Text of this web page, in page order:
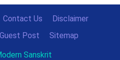
Contact Us
Disclaimer
Guest Post Sitemap
Sanskrit